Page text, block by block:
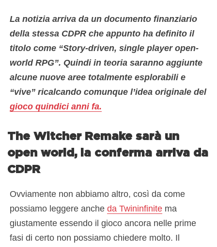
La notizia arriva da un documento finanziario
della stessa CDPR che appunto ha definito il
titolo come “Story-driven, single player open-
world RPG”. Quindi in teoria saranno aggiunte
alcune nuove aree totalmente esplorabili e
“vive” ricalcando comunque l’idea originale del
gioco quindici anni fa.
The Witcher Remake sarà un
open world, la conferma arriva da
CDPR
Ovviamente non abbiamo altro, così da come
possiamo leggere anche da Twininfinite ma
giustamente essendo il gioco ancora nelle prime
fasi di certo non possiamo chiedere molto. Il